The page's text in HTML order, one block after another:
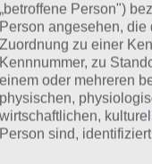
„betroffene Person")
Person angesehen,
Zuordnung zu einer
Kennnummer, zu
einem oder mehreren
physischen,
wirtschaftlichen,
Person sind,